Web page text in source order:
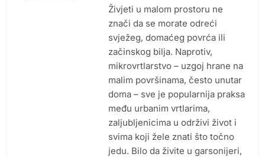
Živjeti u malom prostoru ne
znači da se morate odreći
svježeg, domaćeg povrća ili
začinskog bilja. Naprotiv,
mikrovrtlarstvo – uzgoj hrane na
malim površinama, često unutar
doma – sve je popularnija praksa
među urbanim vrtlarima,
zaljubljenicima u održivi život i
svima koji žele znati što točno
jedu. Bilo da živite u garsonijeri,